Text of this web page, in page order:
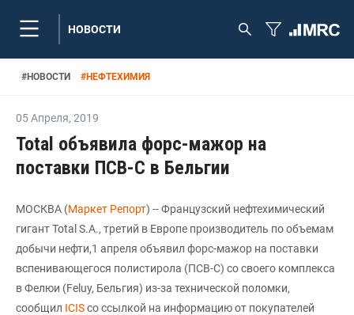
НОВОСТИ
#НОВОСТИ #НЕФТЕХИМИЯ
05 Апреля, 2019
Total объявила форс-мажор на
поставки ПСВ-С в Бельгии
МОСКВА (Маркет Репорт) -- Французский нефтехимический
гигант Total S.A., третий в Европе производитель по объемам
добычи нефти,1 апреля объявил форс-мажор на поставки
вспенивающегося полистирола (ПСВ-С) со своего комплекса
в Фелюи (Feluy, Бельгия) из-за технической поломки,
сообщил ICISсо ссылкой на информацию от покупателей